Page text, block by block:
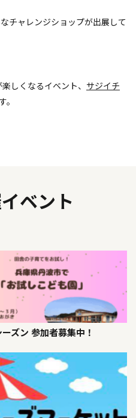
チャレンジショップが出展して
しくなるイベント、 サジイチ
。
ベント
ズン 参加者募集中！